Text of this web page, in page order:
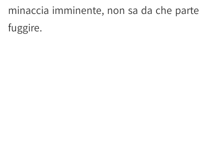
minaccia imminente, non sa da che parte
fuggire.